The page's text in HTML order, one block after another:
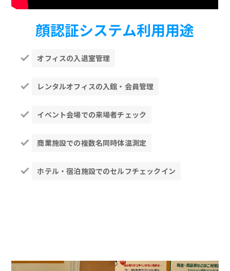
顔認証システム利用用途
オフィスの入退室管理
レンタルオフィスの入館・会員管理
イベント会場での来場者チェック
商業施設での複数名同時体温測定
ホテル・宿泊施設でのセルフチェックイン